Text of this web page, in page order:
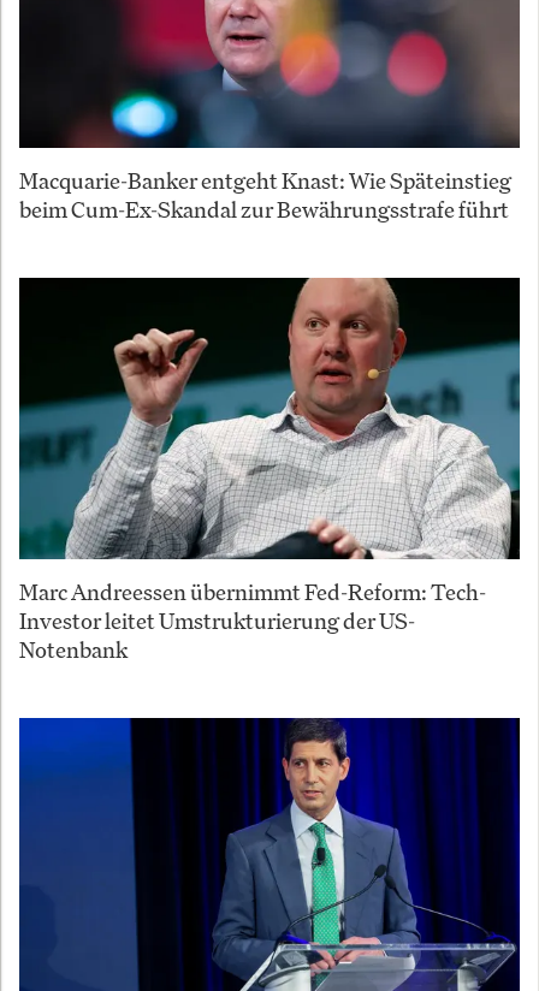
Macquarie-Banker entgeht Knast: Wie Späteinstieg
beim Cum-Ex-Skandal zur Bewährungsstrafe führt
Marc Andreessen übernimmt Fed-Reform: Tech-
Investor leitet Umstrukturierung der US-
Notenbank